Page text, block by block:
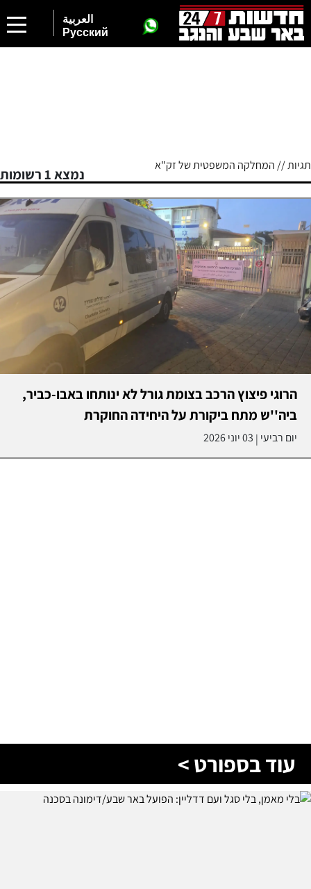
العربية
Русский
תגיות // המחלקה המשפטית של זק"א
נמצא 1 רשומות
הרוגי פיצוץ הרכב בצומת גורל לא ינותחו באבו-כביר,
ביה''ש מתח ביקורת על היחידה החוקרת
יום רביעי | 03 יוני 2026
עוד בספורט >